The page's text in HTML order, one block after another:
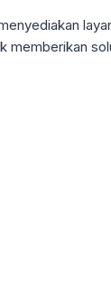
memberikan